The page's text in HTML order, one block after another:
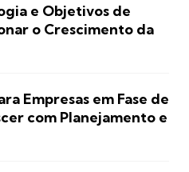
e Objetivos de
o Crescimento da
Empresas em Fase de
com Planejamento e